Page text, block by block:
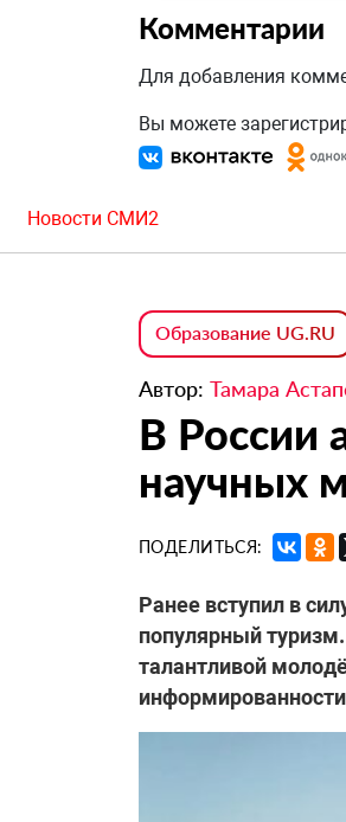
Комментарии
Для добавления
Вы можете
Новости СМИ2
Образование UG.RU
Автор: Тамара
В России
научных
ПОДЕЛИТЬСЯ:
Ранее вступил в
популярный
талантливой